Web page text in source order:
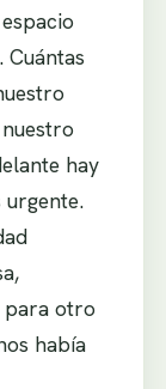
Cuántas
hay
urgente.
para otro
había